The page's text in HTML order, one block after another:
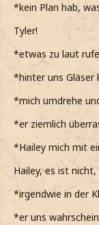
*kein Plan hab,
Tyler!
*etwas zu laut
*hinter uns Gläser
*mich umdrehe
*er ziemlich
*Hailey mich mit
Hailey, es ist
*irgendwie in der
*er uns